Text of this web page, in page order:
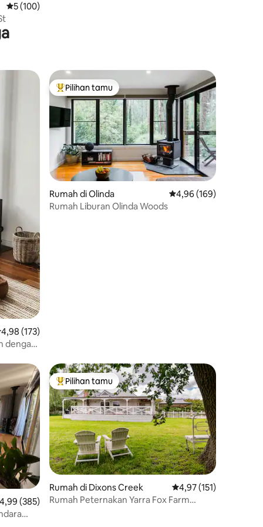
Nilai rata-rata 5 dari 5, 100 ulasan
5 (100)
rata-rata 4,98 dari 5, 173 ulasan
4,98 (173)
dengan
Pilihan tamu terpopuler
Pilihan tamu
Rumah di Olinda Nilai rata-rata 4,96 dari
4,96 (169)
Rumah Liburan Olinda Woods
rata-rata 4,99 dari 5, 385 ulasan
4,99 (385)
Pilihan tamu terpopuler
Pilihan tamu
Rumah di Dixons Creek Nilai rata-rata 4,97 dari
4,97 (151)
Rumah Peternakan Yarra Fox Farm